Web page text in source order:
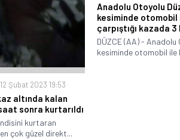
12 Şubat 2023 19:53
altında kalan
sonra kurtarıldı
kurtaran
çok güzel direkt...
Anadolu Otoyolu
kesiminde otomobil
çarpıştığı kazada
DÜZCE (AA) - Anadolu
kesiminde otomobil ile